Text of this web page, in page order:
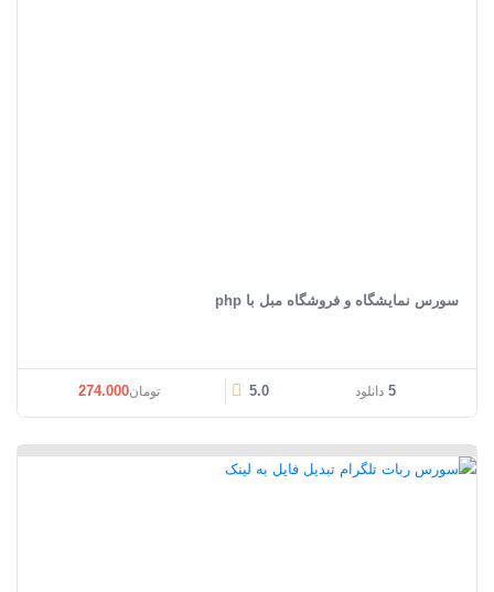
سورس نمایشگاه و فروشگاه مبل با php
5 دانلود 5.0 قیمت اصلی: تومان274.000 بود.
تومان274.000قیمت فعلی: